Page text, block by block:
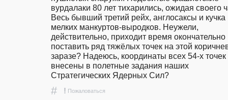
вурдалаки 80 лет тихарились, ожидая своего
Весь бывший третий рейх, англосаксы и кучка
мелких манкуртов-выродков. Неужели,
действительно, приходит время окончательно
поставить ряд тяжёлых точек на этой
заразе? Надеюсь, координаты всех 54-х
внесены в полетные задания наших
Стратегических Ядерных Сил?
# ! Пожаловаться